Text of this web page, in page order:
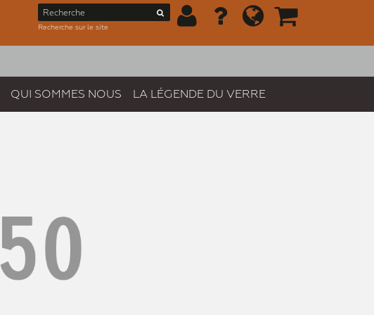
Recherche sur le site
QUI SOMMES NOUS LA LÉGENDE DU VERRE